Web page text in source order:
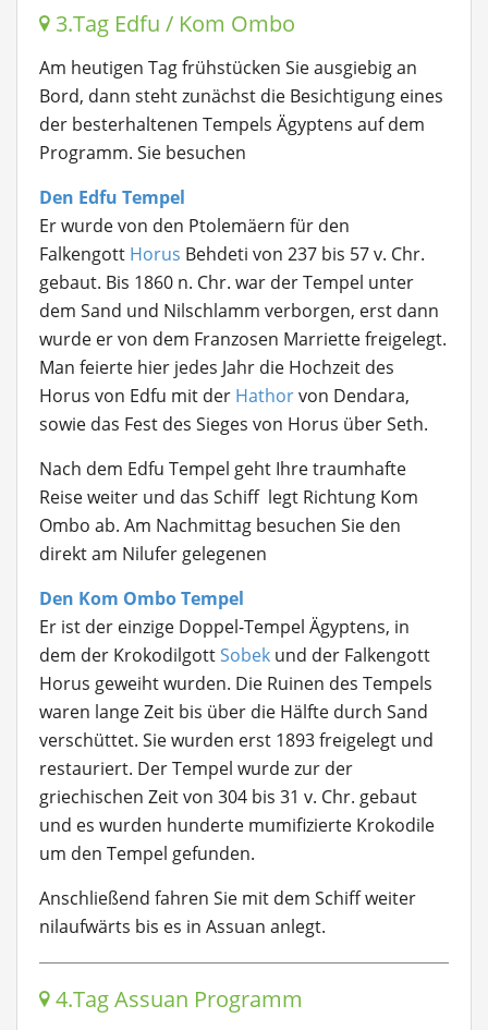
3.Tag Edfu / Kom Ombo
Am heutigen Tag frühstücken Sie ausgiebig an
Bord, dann steht zunächst die Besichtigung eines
der besterhaltenen Tempels Ägyptens auf dem
Programm. Sie besuchen
Den Edfu Tempel
Er wurde von den Ptolemäern für den
Falkengott Horus Behdeti von 237 bis 57 v. Chr.
gebaut. Bis 1860 n. Chr. war der Tempel unter
dem Sand und Nilschlamm verborgen, erst dann
wurde er von dem Franzosen Marriette freigelegt.
Man feierte hier jedes Jahr die Hochzeit des
Horus von Edfu mit der Hathorvon Dendara,
sowie das Fest des Sieges von Horus über Seth.
Nach dem Edfu Tempel geht Ihre traumhafte
Reise weiter und das Schiff legt Richtung Kom
Ombo ab. Am Nachmittag besuchen Sie den
direkt am Nilufer gelegenen
Den Kom Ombo Tempel
Er ist der einzige Doppel-Tempel Ägyptens, in
dem der KrokodilgottSobek und der Falkengott
Horus geweiht wurden. Die Ruinen des Tempels
waren lange Zeit bis über die Hälfte durch Sand
verschüttet. Sie wurden erst 1893 freigelegt und
restauriert. Der Tempel wurde zur der
griechischen Zeit von 304 bis 31 v. Chr. gebaut
und es wurden hunderte mumifizierte Krokodile
um den Tempel gefunden.
Anschließend fahren Sie mit dem Schiff weiter
nilaufwärts bis es in Assuan anlegt.
4.Tag Assuan Programm